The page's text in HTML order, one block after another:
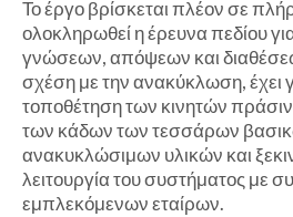
Το έργο βρίσκεται πλέον σε
ολοκληρωθεί η έρευνα πεδίου
γνώσεων, απόψεων και
σχέση με την ανακύκλωση, έχει
τοποθέτηση των κινητών
των κάδων των τεσσάρων
ανακυκλώσιμων υλικών και
λειτουργία του συστήματος με
εμπλεκόμενων εταίρων.